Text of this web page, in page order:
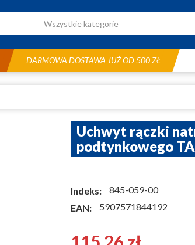
DARMOWA DOSTAWA JUŻ OD 500 ZŁ
Uchwyt rączki
podtynkowego
Indeks:
845-059-00
EAN:
5907571844192